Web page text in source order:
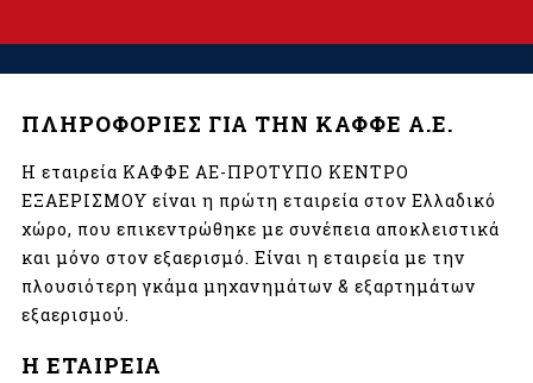
ΠΛΗΡΟΦΟΡΙΕΣ ΓΙΑ ΤΗΝ ΚΑΦΦΕ Α.Ε.
Η εταιρεία ΚΑΦΦΕ ΑΕ-ΠΡΟΤΥΠΟ ΚΕΝΤΡΟ
ΕΞΑΕΡΙΣΜΟΥ είναι η πρώτη εταιρεία στον Ελλαδικό
χώρο, που επικεντρώθηκε με συνέπεια αποκλειστικά
και μόνο στον εξαερισμό. Είναι η εταιρεία με την
πλουσιότερη γκάμα μηχανημάτων & εξαρτημάτων
εξαερισμού.
Η ΕΤΑΙΡΕΙΑ